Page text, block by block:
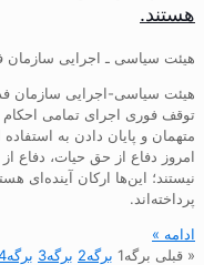
هستند.
هیئت سیاسی ـ اجرایی سازمان
هیئت سیاسی-اجرایی سازمان
توقف فوری اجرای تمامی احکام
متهمان و پایان دادن به
امروز دفاع از حق حیات، دفاع
نیستند؛ این‌ها ارکان آینده‌ای
پرداخته‌اند.
ادامه »
« قبلی برگه1 برگه2 برگه3 برگه